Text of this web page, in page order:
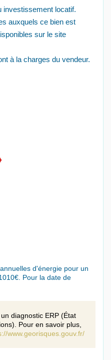
investissement locatif.
auxquels ce bien est
sur le site
à la charges du vendeur.
d'énergie pour un
Pour la date de
diagnostic ERP (État
Pour en savoir plus,
www.georisques.gouv.fr/